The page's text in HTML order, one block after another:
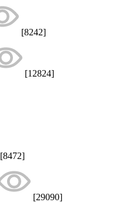
[8242]
[12824]
[8472]
[29090]